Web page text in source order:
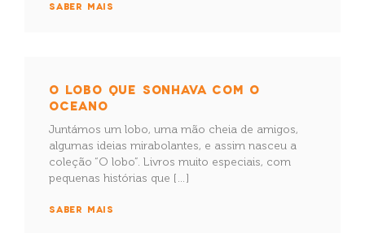
SABER MAIS
O LOBO QUE SONHAVA COM O
OCEANO
Juntámos um lobo, uma mão cheia de amigos,
algumas ideias mirabolantes, e assim nasceu a
coleção “O lobo”. Livros muito especiais, com
pequenas histórias que […]
SABER MAIS